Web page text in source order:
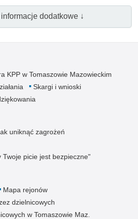
dodatkowe ↓
KPP w Tomaszowie Mazowieckim
Skargi i wnioski
uniknąć zagrożeń
Twoje picie jest bezpieczne"
Mapa rejonów
dzielnicowych
w Tomaszowie Maz.